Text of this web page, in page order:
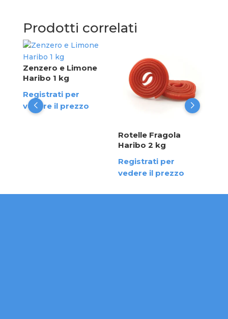
Prodotti correlati
Zenzero e Limone
Haribo 1 kg
Registrati per
vedere il prezzo
Rotelle Fragola
Haribo 2 kg
Registrati per
vedere il prezzo